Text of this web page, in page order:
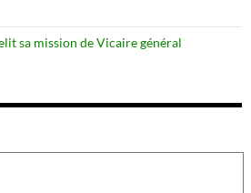
sa mission de Vicaire général